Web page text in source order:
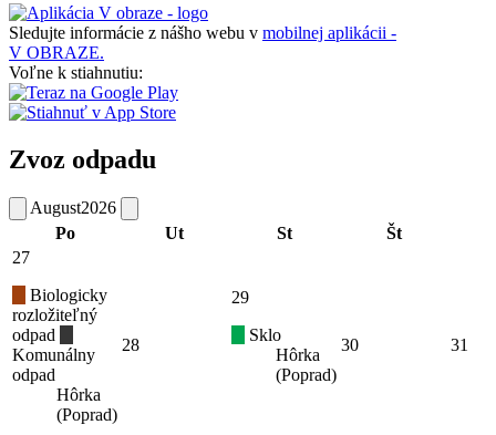
Sledujte informácie z nášho webu v mobilnej aplikácii -
V OBRAZE.
Voľne k stiahnutiu:
Zvoz odpadu
August2026
Po
Ut St Št
27
Biologicky
rozložiteľný
odpad
Komunálny
odpad
Hôrka
(Poprad)
28
29
Sklo
Hôrka
(Poprad)
30 31